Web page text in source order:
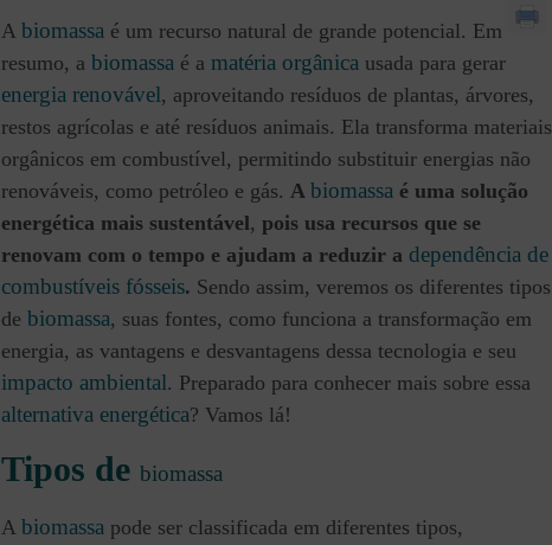
A biomassa é um recurso natural de grande potencial. Em
resumo, a biomassa é a matéria orgânica usada para gerar
energia renovável, aproveitando resíduos de plantas, árvores,
restos agrícolas e até resíduos animais. Ela transforma materiais
orgânicos em combustível, permitindo substituir energias não
renováveis, como petróleo e gás. A biomassa é uma solução
energética mais sustentável, pois usa recursos que se
renovam com o tempo e ajudam a reduzir a dependência de
combustíveis fósseis. Sendo assim, veremos os diferentes tipos
de biomassa, suas fontes, como funciona a transformação em
energia, as vantagens e desvantagens dessa tecnologia e seu
impacto ambiental. Preparado para conhecer mais sobre essa
alternativa energética? Vamos lá!
Tipos de biomassa
A biomassa pode ser classificada em diferentes tipos,